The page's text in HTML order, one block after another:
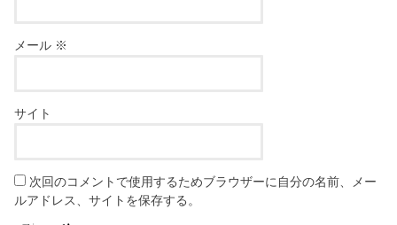
メール ※
サイト
次回のコメントで使用するためブラウザーに自分の名前、メー
ルアドレス、サイトを保存する。